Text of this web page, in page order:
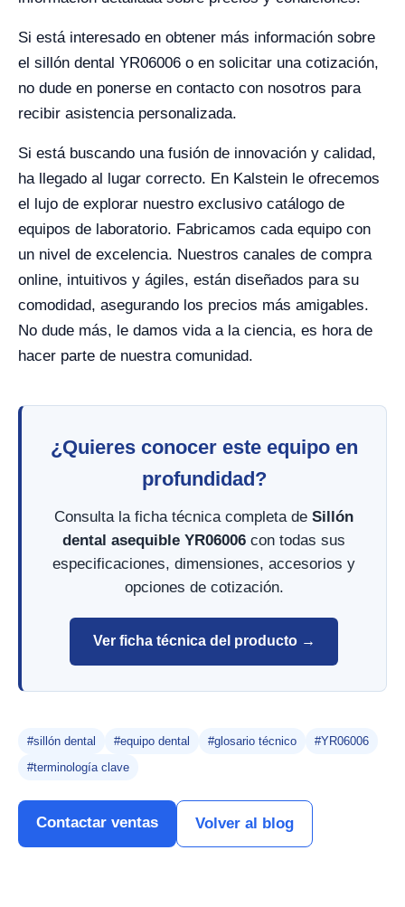
Si está interesado en obtener más información sobre
el sillón dental YR06006 o en solicitar una cotización,
no dude en ponerse en contacto con nosotros para
recibir asistencia personalizada.
Si está buscando una fusión de innovación y calidad,
ha llegado al lugar correcto. En Kalstein le ofrecemos
el lujo de explorar nuestro exclusivo catálogo de
equipos de laboratorio. Fabricamos cada equipo con
un nivel de excelencia. Nuestros canales de compra
online, intuitivos y ágiles, están diseñados para su
comodidad, asegurando los precios más amigables.
No dude más, le damos vida a la ciencia, es hora de
hacer parte de nuestra comunidad.
¿Quieres conocer este equipo en
profundidad?
Consulta la ficha técnica completa de Sillón
dental asequible YR06006 con todas sus
especificaciones, dimensiones, accesorios y
opciones de cotización.
Ver ficha técnica del producto →
#sillón dental #equipo dental #glosario técnico
#YR06006
#terminología clave
Contactar ventas Volver al blog